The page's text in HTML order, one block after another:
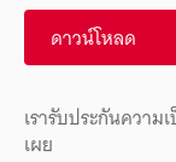
ดาวน์โหลด
เรารับประกันควา
เผย